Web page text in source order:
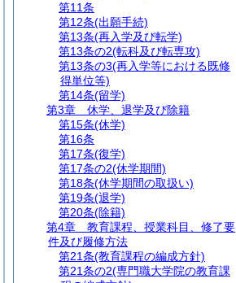
第11条
第12条(出願手続)
第13条(再入学及び転学)
第13条の2(転科及び転専攻)
第13条の3(再入学等における既修
得単位等)
第14条(留学)
第3章
休学、退学及び除籍
第15条(休学)
第16条
第17条(復学)
第17条の2(休学期間)
第18条(休学期間の取扱い)
第19条(退学)
第20条(除籍)
第4章
教育課程、授業科目、修了要
件及び履修方法
第21条(教育課程の編成方針)
第21条の2(専門職大学院の教育課